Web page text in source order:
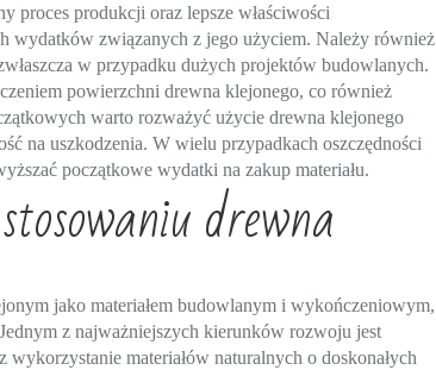
proces produkcji oraz lepsze właściwości
wydatków związanych z jego użyciem. Należy również
w przypadku dużych projektów budowlanych.
powierzchni drewna klejonego, co również
warto rozważyć użycie drewna klejonego
na uszkodzenia. W wielu przypadkach oszczędności
początkowe wydatki na zakup materiału.
drewna
jako materiałem budowlanym i wykończeniowym,
z najważniejszych kierunków rozwoju jest
materiałów naturalnych o doskonałych